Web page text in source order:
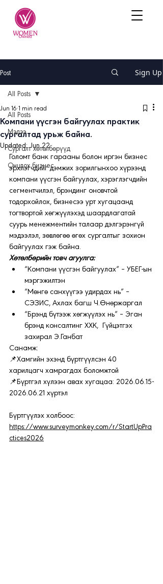
Post Sign Up
All Posts
Мэдээ
Сургалт хөтөлбөрүүд
Онцлох бизнес
All Posts
Компани үүсгэн байгуулах практик
сургалтад урьж байна.
Jun 16 1 min read
Updated: Jun 22
Голомт банк гарааны болон иргэн бизнес
эрхлэгчдийг дэмжих зорилгынхоо хүрээнд
компани үүсгэн байгуулах, хэрэглэгчдийн
сегментчилэл, брэндинг оновчтой
тодорхойлох, бизнесээ урт хугацаанд
тогтвортой хөгжүүлэхэд шаардлагатай
суурь менежментийн талаар дэлгэрэнгүй
мэдээлэл, зөвлөгөө өгөх сургалтыг зохион
байгуулах гэж байна.
Хөтөлбөрийн товч агуулга:
“Компани үүсгэн байгуулах” – УБЕГ-ын
мэргэжилтэн
“Мөнгө санхүүгээ удирдах нь” –
СЭЗИС, Ахлах багш Ч.Өнөржаргал
“Брэнд бүтээж хөгжүүлэх нь” – Эган
брэнд консалтинг ХХК,  Гүйцэтгэх
захирал Э.Ганбат
Санамж:
📌Хамгийн эхэнд бүртгүүлсэн 40
харилцагч хамрагдах боломжтой
📌Бүртгэл хүлээн авах хугацаа: 2026.06.15-
2026.06.21 хүртэл
Бүртгүүлэх холбоос:
https://www.surveymonkey.com/r/StartUpPra
ctices2026